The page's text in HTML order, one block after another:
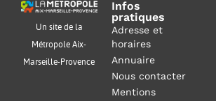
Un site de la
Métropole Aix-
Marseille-Provence
Infos
pratiques
Adresse et
horaires
Annuaire
Nous contacter
Mentions